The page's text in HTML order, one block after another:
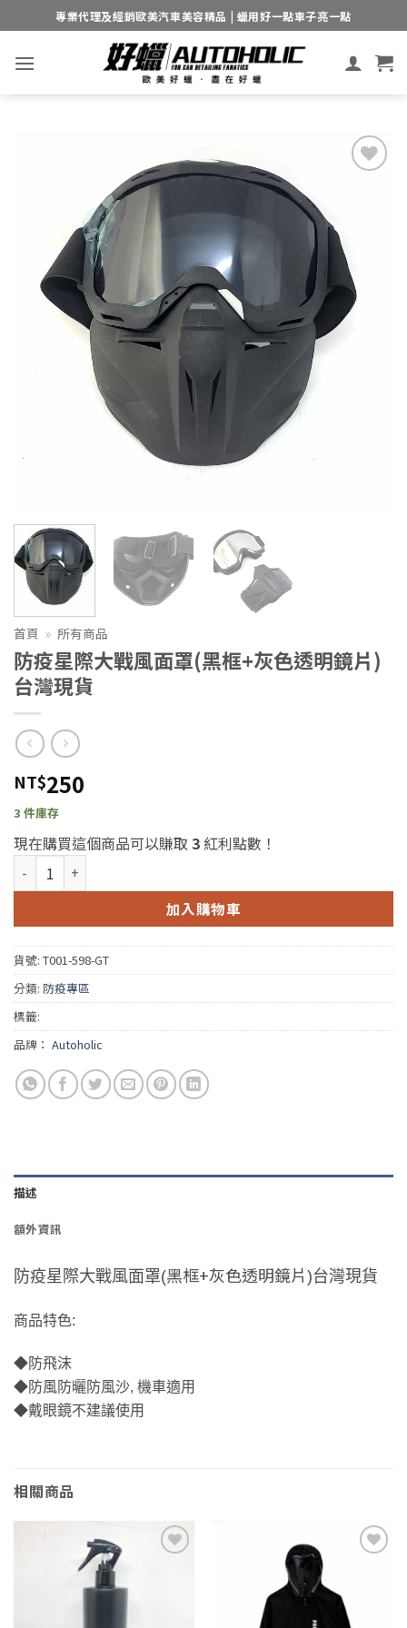
to
content
專業代理及經銷歐美汽車美容精品 | 蠟用好一點車子亮一點
首頁 » 所有商品
防疫星際大戰風面罩(黑框+灰色透明鏡片)
台灣現貨
NT$250
3 件庫存
現在購買這個商品可以賺取 3紅利點數！
防疫星際大戰風面罩(黑框+灰色透明鏡片)台灣現貨 數量
加入購物車
貨號: T001-598-GT
分類: 防疫專區
標籤:
品牌： Autoholic
描述
額外資訊
防疫星際大戰風面罩(黑框+灰色透明鏡片 )台灣現貨
商品特色:
◆防飛沫
◆防風防曬防風沙, 機車適用
◆戴眼鏡不建議使用
相關商品